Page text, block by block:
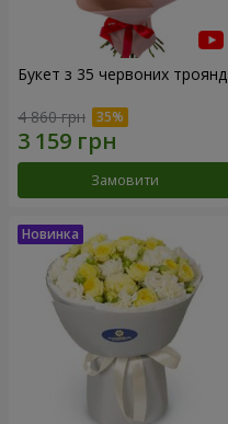
Букет з 35 червоних троянд
4 860 грн
Замовити